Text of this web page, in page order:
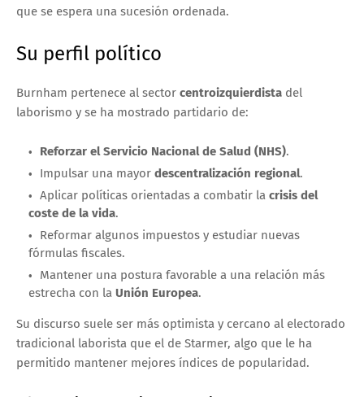
que se espera una sucesión ordenada.
Su perfil político
Burnham pertenece al sector centroizquierdista del
laborismo y se ha mostrado partidario de:
Reforzar el Servicio Nacional de Salud (NHS).
Impulsar una mayor descentralización regional.
Aplicar políticas orientadas a combatir la crisis del
coste de la vida.
Reformar algunos impuestos y estudiar nuevas
fórmulas fiscales.
Mantener una postura favorable a una relación más
estrecha con la Unión Europea.
Su discurso suele ser más optimista y cercano al electorado
tradicional laborista que el de Starmer, algo que le ha
permitido mantener mejores índices de popularidad.